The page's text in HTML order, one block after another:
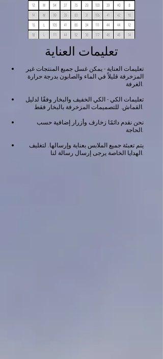
تعليمات العناية
تعليمات العناية - يمكن غسل جميع المنتجات غير
المزخرفة قليلاً في الماء والصابون بدرجة حرارة
الغرفة.
تعليمات الكي - الكي الخفيف والبخار وفقًا لدليل
القماش. للتصميمات المزخرفة بالبخار فقط.
نحن نقدم دائمًا زخارف وأزرار إضافية حسب
الحاجة.
يتم تعبئة جميع الملابس بعناية وإرسالها. لتغليف
الهدايا الخاصة يرجى إرسال رسالة لنا.